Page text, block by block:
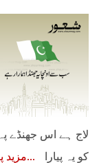
لاج ہے اس جھنڈے
کو یہ پیارا
مزید